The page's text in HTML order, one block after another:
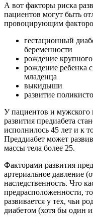
А вот факторы риска
пациентов могут быть
провоцирующим
гестационный
беременности
рождение
рождение ребенка
младенца
выкидыши
развитие
У пациентов и мужского
развития предиабета
исполнилось 45 лет и к
Преддиабет может
массы тела более 25.
Факторами развития
артериальное давление
наследственность. Что
предрасположенности,
развивается у тех, чьи
диабетом (хотя бы один